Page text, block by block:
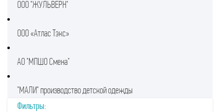
ООО "ЖУЛЬВЕРН"
ООО «Атлас Тэкс»
АО "МПШО Смена"
"МАЛИ" производство детской одежды
Фильтры: